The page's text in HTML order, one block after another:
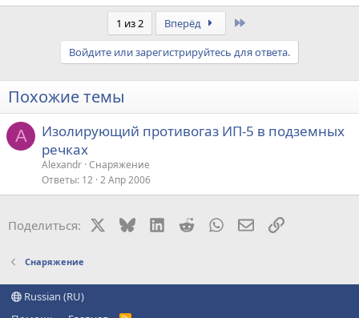
1 из 2 Вперёд
Войдите или зарегистрируйтесь для ответа.
Похожие темы
A
Изолирующий противогаз ИП-5 в подземных
речках
Alexandr Снаряжение
Ответы 12 2 Апр 2006
Поделиться: BlueskyLinkedIn
RedditWhatsAppЭлектронная
Ссылка
Снаряжение
Russian (RU)